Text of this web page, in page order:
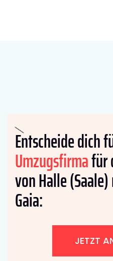
Entscheide dich
Umzugsfirmafür
von Halle
Gaia:
JETZT